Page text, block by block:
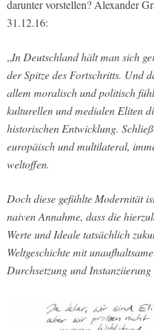
darunter vorstellen? Alexander
31.12.16:
„In Deutschland hält man sich
der Spitze des Fortschritts. Und
allem moralisch und politisch
kulturellen und medialen Eliten
historischen Entwicklung.
europäisch und multilateral,
weltoffen.
Doch diese gefühlte Modernität
naiven Annahme, dass die
Werte und Ideale tatsächlich
Weltgeschichte mit
Durchsetzung und